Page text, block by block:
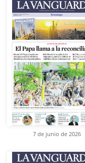
7 de junio de 2026